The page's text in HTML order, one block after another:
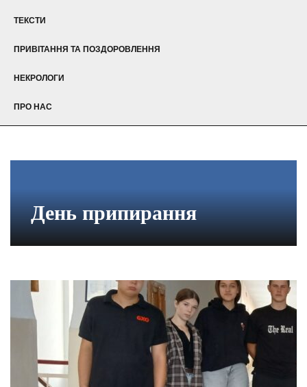
ТЕКСТИ
ПРИВІТАННЯ ТА ПОЗДОРОВЛЕННЯ
НЕКРОЛОГИ
ПРО НАС
День припирання